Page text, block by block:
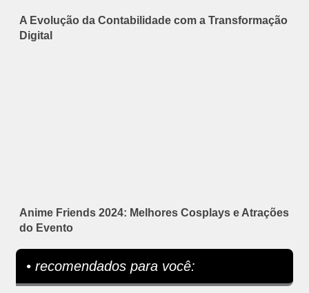
A Evolução da Contabilidade com a Transformação
Digital
Anime Friends 2024: Melhores Cosplays e Atrações
do Evento
• recomendados para você: